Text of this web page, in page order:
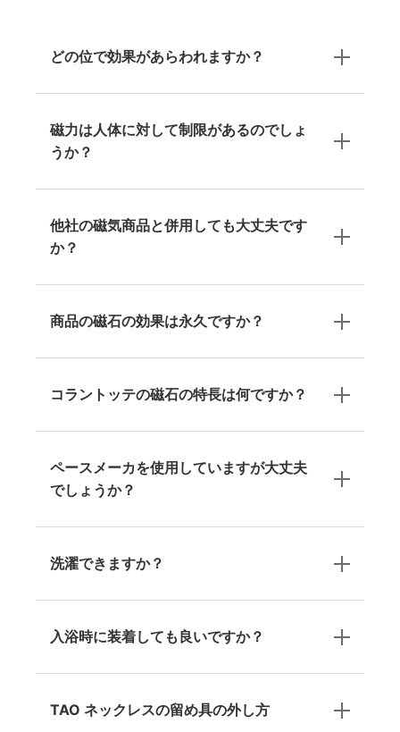
どの位で効果があらわれますか？
磁力は人体に対して制限があるのでしょ
うか？
他社の磁気商品と併用しても大丈夫です
か？
商品の磁石の効果は永久ですか？
コラントッテの磁石の特長は何ですか？
ペースメーカを使用していますが大丈夫
でしょうか？
洗濯できますか？
入浴時に装着しても良いですか？
TAO ネックレスの留め具の外し方